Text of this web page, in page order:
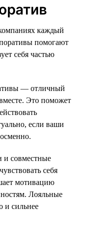
каждый
помогают
себя частью
— отличный
Это поможет
если ваши
и совместные
себя
мотивацию
Лояльные
и сильнее